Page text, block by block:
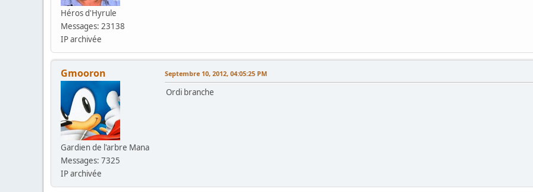
Héros d'Hyrule
Messages: 23138
IP archivée
Gmooron
Gardien de l'arbre Mana
Messages: 7325
IP archivée
Septembre 10, 2012, 04:05:25 PM
Ordi branche